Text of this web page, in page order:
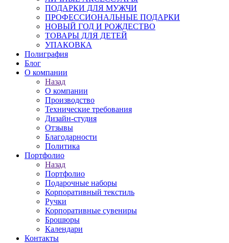
ПОДАРКИ ДЛЯ МУЖЧИ
ПРОФЕССИОНАЛЬНЫЕ ПОДАРКИ
НОВЫЙ ГОД И РОЖДЕСТВО
ТОВАРЫ ДЛЯ ДЕТЕЙ
УПАКОВКА
Полиграфия
Блог
О компании
Назад
О компании
Производство
Технические требования
Дизайн-студия
Отзывы
Благодарности
Политика
Портфолио
Назад
Портфолио
Подарочные наборы
Корпоративный текстиль
Ручки
Корпоративные сувениры
Брошюры
Календари
Контакты